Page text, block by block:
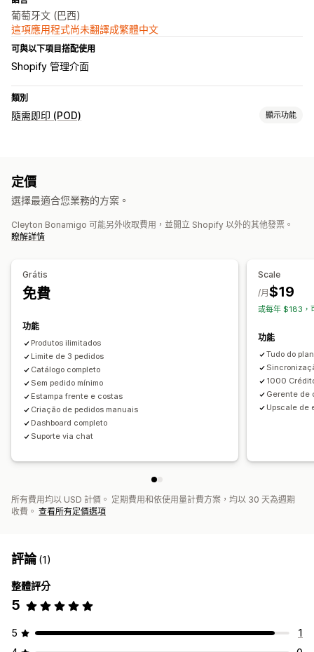
葡萄牙文 (巴西)
這項應用程式尚未翻譯成繁體中文
可與以下項目搭配使用
Shopify 管理介面
類別
隨需即印 (POD) 顯示功能
運送選項
定價
選擇最適合您業務的方案。
Cleyton Bonamigo 可能另外收取費用，並開立 Shopify 以外的其他發票。
瞭解詳情
Grátis
免費
功能
Produtos ilimitados
Limite de 3 pedidos
Catálogo completo
Sem pedido mínimo
Estampa frente e costas
Criação de pedidos manuais
Dashboard completo
Suporte via chat
Scale
$19
/月
或每年 $183，
功能
Tudo do
1000
Gerente de
Upscale de
所有費用均以 USD 計價。 定期費用和依使用量計費方案，均以 30 天為週期
收費。 查看所有定價選項
評論(1)
整體評分
5
5
1